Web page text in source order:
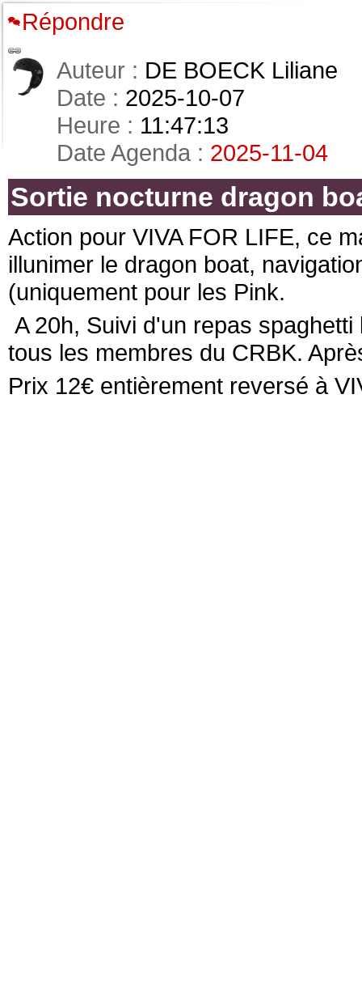
Répondre
Auteur : DE BOECK Liliane
Date : 2025-10-07
Heure : 11:47:13
Date Agenda : 2025-11-04
Sortie nocturne dragon
Action pour VIVA FOR LIFE, ce
illunimer le dragon boat,
(uniquement pour les Pink.
A 20h, Suivi d'un repas
tous les membres du CRBK.
Prix 12€ entièrement reversé à